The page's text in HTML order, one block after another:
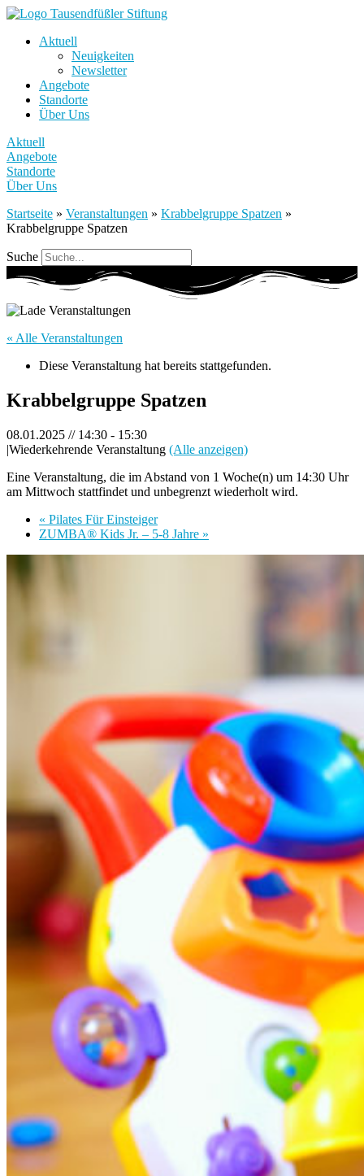
Aktuell
Neuigkeiten
Newsletter
Angebote
Standorte
Über Uns
Aktuell
Angebote
Standorte
Über Uns
Startseite » Veranstaltungen » Krabbelgruppe Spatzen »
Krabbelgruppe Spatzen
Suche
« Alle Veranstaltungen
Diese Veranstaltung hat bereits stattgefunden.
Krabbelgruppe Spatzen
08.01.2025 // 14:30 - 15:30
|Wiederkehrende Veranstaltung (Alle anzeigen)
Eine Veranstaltung, die im Abstand von 1 Woche(n) um 14:30 Uhr
am Mittwoch stattfindet und unbegrenzt wiederholt wird.
« Pilates Für Einsteiger
ZUMBA® Kids Jr. – 5-8 Jahre »